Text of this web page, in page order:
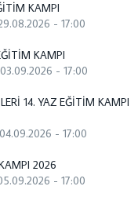
KAMPI
- 17:00
KAMPI
03.09.2026 - 17:00
14. YAZ EĞİTİM KAMPI
04.09.2026 - 17:00
2026
- 17:00